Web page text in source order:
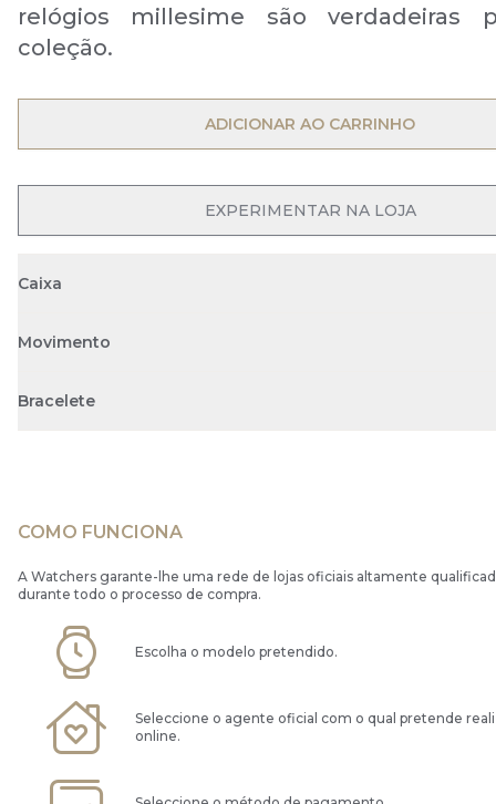
relógios millesime são verdadeiras
coleção.
ADICIONAR AO CARRINHO
EXPERIMENTAR NA LOJA
Caixa
Movimento
Bracelete
COMO FUNCIONA
A Watchers garante-lhe uma rede de lojas oficiais altamente
durante todo o processo de compra.
Escolha o modelo pretendido.
Seleccione o agente oficial com o qual pretende
online.